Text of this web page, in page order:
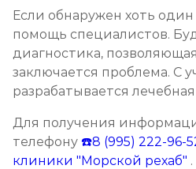
Если обнаружен хоть
помощь специалистов.
диагностика,
заключается проблема. С
разрабатывается
Для получения
телефону ☎️8 (995) 222-96-
клиники "Морской рехаб" .